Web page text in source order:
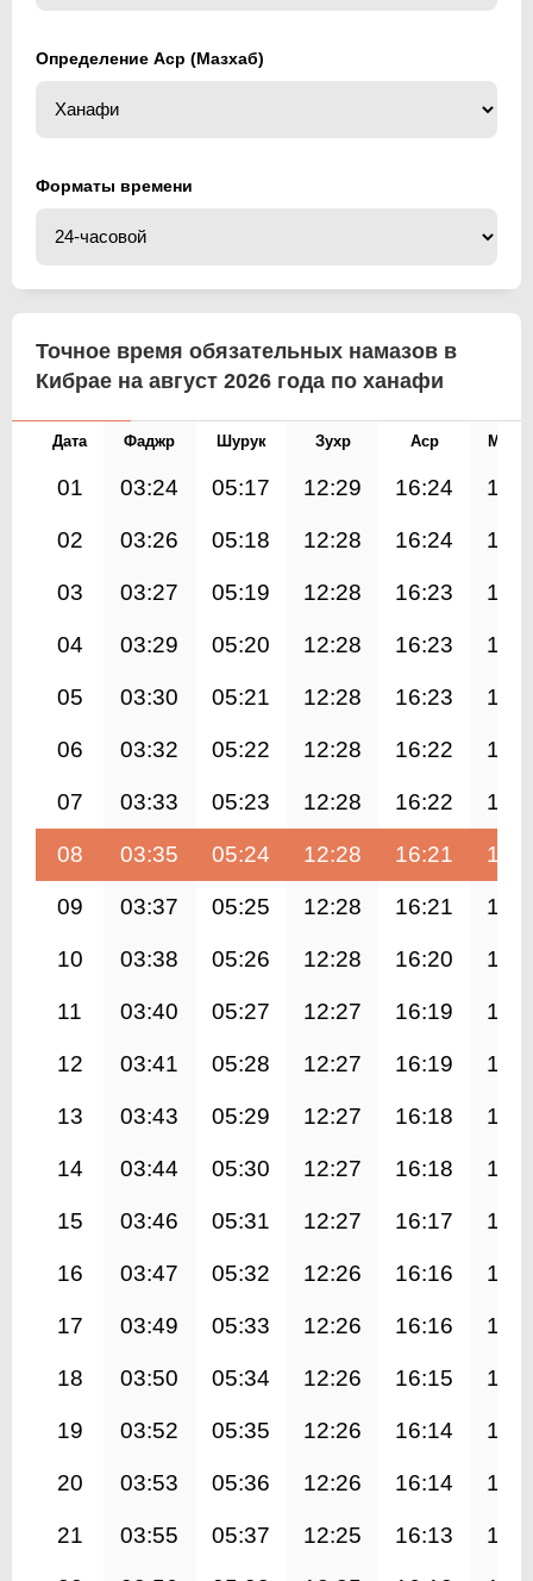
Определение Аср (Мазхаб)
Форматы времени
Точное время обязательных намазов в
Кибрае на август 2026 года по ханафи
Дата Фаджр Шурук Зухр Аср
01 03:24 05:17 12:29 16:24
02 03:26 05:18 12:28 16:24
03 03:27 05:19 12:28 16:23
04 03:29 05:20 12:28 16:23
05 03:30 05:21 12:28 16:23
06 03:32 05:22 12:28 16:22
07 03:33 05:23 12:28 16:22
08 03:35 05:24 12:28 16:21
09 03:37 05:25 12:28 16:21
10 03:38 05:26 12:28 16:20
11 03:40 05:27 12:27 16:19
12 03:41 05:28 12:27 16:19
13 03:43 05:29 12:27 16:18
14 03:44 05:30 12:27 16:18
15 03:46 05:31 12:27 16:17
16 03:47 05:32 12:26 16:16
17 03:49 05:33 12:26 16:16
18 03:50 05:34 12:26 16:15
19 03:52 05:35 12:26 16:14
20 03:53 05:36 12:26 16:14
21 03:55 05:37 12:25 16:13